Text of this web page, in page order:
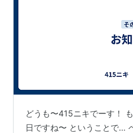
どうも〜415ニキでーす！
日ですね〜 ということで…